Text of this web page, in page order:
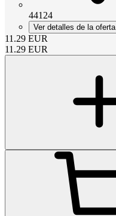
44124
Ver detalles de la oferta
11.29 EUR
11.29 EUR